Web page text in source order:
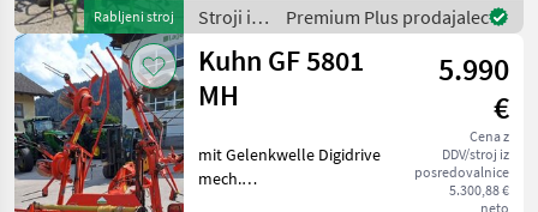
Rabljeni stroj
mm Gewicht ca. 860 kg
Stroji in
oprema
za žetev
in
spravilo
Premium Plus prodajalec
Kuhn GF 5801
MH
5.990
€
Cena z
DDV/stroj iz
posredovalnice
5.300,88 €
neto
mit Gelenkwelle Digidrive
mech.